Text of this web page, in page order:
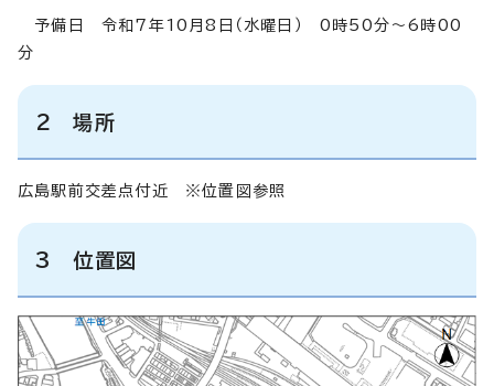
予備日 令和7年10月8日（水曜日） 0時50分～6時00
分
2 場所
広島駅前交差点付近 ※位置図参照
3 位置図